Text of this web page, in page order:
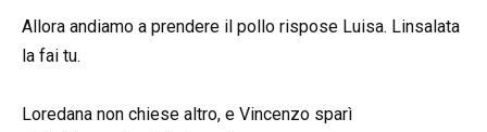
Allora andiamo a prendere il pollo rispose Luisa. Linsalata
la fai tu.
Loredana non chiese altro, e Vincenzo sparì